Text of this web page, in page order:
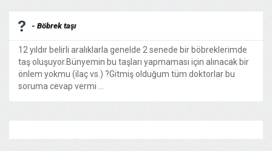
- Böbrek taşı
12 yıldır belirli aralıklarla genelde 2 senede bir böbreklerimde
taş oluşuyor.Bünyemin bu taşları yapmaması için alınacak bir
önlem yokmu (ilaç vs.) ?Gitmiş olduğum tüm doktorlar bu
soruma cevap vermi ...